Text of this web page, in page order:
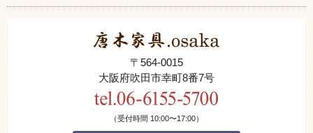
〒564-0015
大阪府吹田市幸町8番7号
（受付時間 10:00〜17:00）